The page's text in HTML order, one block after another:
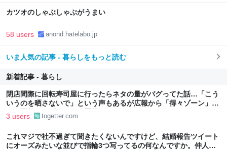
カツオのしゃぶしゃぶがうまい
58 users anond.hatelabo.jp
いま人気の記事 - 暮らしをもっと読む
新着記事 - 暮らし
閉店間際に回転寿司屋に行ったらネタの量がバグってた話…「こう
いうのを晒さないで」という声もあるが広報から「得々ゾーン」と
いう正規サービスだとの回答も
3 users togetter.com
これマジで社不過ぎて聞きたくないんですけど、結婚報告ツイート
にオーズみたいな並びで指輪3つ写ってるの何なんですか。仲人の